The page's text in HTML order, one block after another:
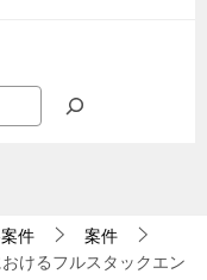
件
案件
けるフルスタックエン